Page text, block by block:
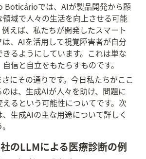
Boticárioでは、AIが製品開発から顧
域で人々の生活を向上させる可能
えば、私たちが開発したスマート
は、AIを活用して視覚障害者が自分
るようにしています。これは単な
信と自立をもたらすものです。
にその通りです。今日私たちがここ
は、生成AIが人々を助け、問題に
るという可能性についてです。次
生成AIの主な用途について詳しく
のLLMによる医療診断の例